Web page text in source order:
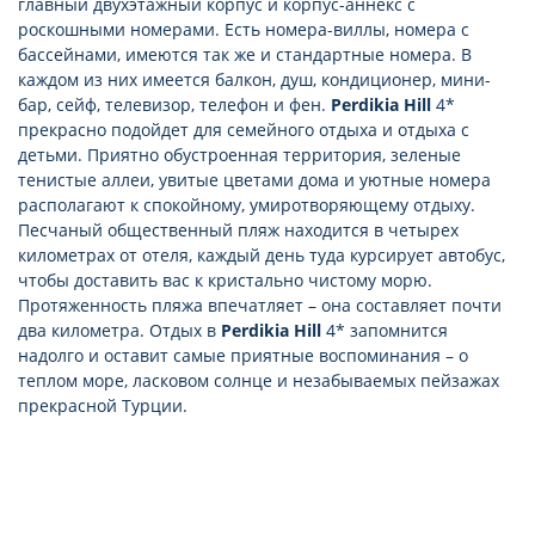
роскошными номерами. Есть номера-виллы, номера с
бассейнами, имеются так же и стандартные номера. В
каждом из них имеется балкон, душ, кондиционер, мини-
бар, сейф, телевизор, телефон и фен. Perdikia Hill 4*
прекрасно подойдет для семейного отдыха и отдыха с
детьми. Приятно обустроенная территория, зеленые
тенистые аллеи, увитые цветами дома и уютные номера
располагают к спокойному, умиротворяющему отдыху.
Песчаный общественный пляж находится в четырех
километрах от отеля, каждый день туда курсирует автобус,
чтобы доставить вас к кристально чистому морю.
Протяженность пляжа впечатляет – она составляет почти
два километра. Отдых в Perdikia Hill 4* запомнится
надолго и оставит самые приятные воспоминания – о
теплом море, ласковом солнце и незабываемых пейзажах
прекрасной Турции.